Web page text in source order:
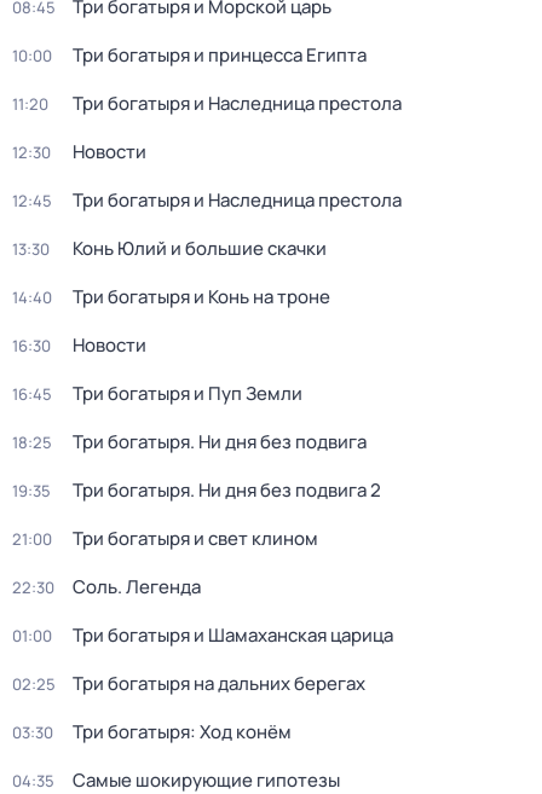
08:45 Три богатыря и Морской царь
10:00 Три богатыря и принцесса Египта
11:20 Три богатыря и Наследница престола
12:30 Новости
12:45 Три богатыря и Наследница престола
13:30 Конь Юлий и большие скачки
14:40 Три богатыря и Конь на троне
16:30 Новости
16:45 Три богатыpя и Пyп Земли
18:25 Три богатыря. Ни дня без подвига
19:35 Три богатыря. Ни дня без подвига 2
21:00 Три богaтыpя и свет клином
22:30 Соль. Легенда
01:00 Три богатыря и Шамаханская царица
02:25 Три богатыря на дальних берегах
03:30 Три богатыря: Ход конём
04:35 Самые шoкиpующие гипотезы